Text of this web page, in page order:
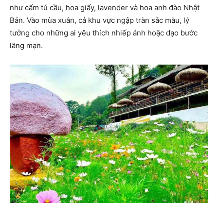
như cẩm tú cầu, hoa giấy, lavender và hoa anh đào Nhật
Bản. Vào mùa xuân, cả khu vực ngập tràn sắc màu, lý
tưởng cho những ai yêu thích nhiếp ảnh hoặc dạo bước
lãng mạn.